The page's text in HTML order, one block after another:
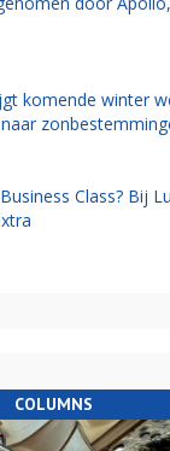
komende winter
Class? Bij
COLUMNS